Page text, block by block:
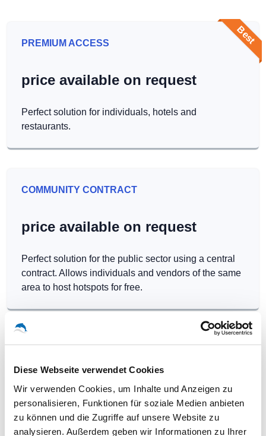
Diese Webseite verwendet Cookies
Wir verwenden Cookies, um Inhalte und Anzeigen zu
personalisieren, Funktionen für soziale Medien anbieten
zu können und die Zugriffe auf unsere Website zu
analysieren. Außerdem geben wir Informationen zu Ihrer
Best
PREMIUM ACCESS
price available on request
Perfect solution for individuals, hotels and
restaurants.
COMMUNITY CONTRACT
price available on request
Perfect solution for the public sector using a central
contract. Allows individuals and vendors of the same
area to host hotspots for free.
African Republic